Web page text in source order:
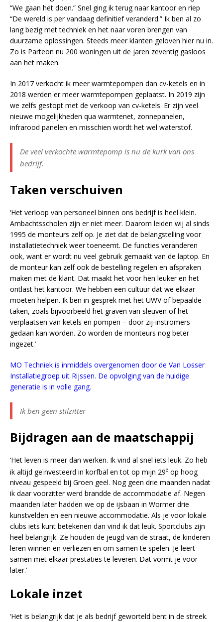
“We gaan het doen.” Snel ging ik terug naar kantoor en riep
“De wereld is per vandaag definitief veranderd.” Ik ben al zo
lang bezig met techniek en het naar voren brengen van
duurzame oplossingen. Steeds meer klanten geloven hier nu in.
Zo is Parteon nu 200 woningen uit de jaren zeventig gasloos
aan het maken.
In 2017 verkocht ik meer warmtepompen dan cv-ketels en in
2018 werden er meer warmtepompen geplaatst. In 2019 zijn
we zelfs gestopt met de verkoop van cv-ketels. Er zijn veel
nieuwe mogelijkheden qua warmtenet, zonnepanelen,
infrarood panelen en misschien wordt het wel waterstof.
De veel verkochte warmtepomp is nu de kurk van ons
bedrijf.
Taken verschuiven
‘Het verloop van personeel binnen ons bedrijf is heel klein.
Ambachtsscholen zijn er niet meer. Daarom leiden wij al sinds
1995 de monteurs zelf op. Je ziet dat de belangstelling voor
installatietechniek weer toeneemt. De functies veranderen
ook, want er wordt nu veel gebruik gemaakt van de laptop. En
de monteur kan zelf ook de bestelling regelen en afspraken
maken met de klant. Dat maakt het voor hen leuker en het
ontlast het kantoor. We hebben een cultuur dat we elkaar
moeten helpen. Ik ben in gesprek met het UWV of bepaalde
taken, zoals bijvoorbeeld het graven van sleuven of het
verplaatsen van ketels en pompen – door zij-instromers
gedaan kan worden. Zo worden de monteurs nog beter
ingezet.’
MO Techniek is inmiddels overgenomen door de Van Losser
Installatiegroep uit Rijssen. De opvolging van de huidige
generatie is in volle gang.
Ik ben geen stilzitter
Bijdragen aan de maatschappij
‘Het leven is meer dan werken. Ik vind al snel iets leuk. Zo heb
ik altijd geïnvesteerd in korfbal en tot op mijn 29e op hoog
niveau gespeeld bij Groen geel. Nog geen drie maanden nadat
ik daar voorzitter werd brandde de accommodatie af. Negen
maanden later hadden we op de ijsbaan in Wormer drie
kunstvelden en een nieuwe accommodatie. Als je voor lokale
clubs iets kunt betekenen dan vind ik dat leuk. Sportclubs zijn
heel belangrijk. Ze houden de jeugd van de straat, de kinderen
leren winnen en verliezen en om samen te spelen. Je leert
samen met elkaar prestaties te leveren. Dat vormt je voor
later.’
Lokale inzet
‘Het is belangrijk dat je als bedrijf geworteld bent in de streek.